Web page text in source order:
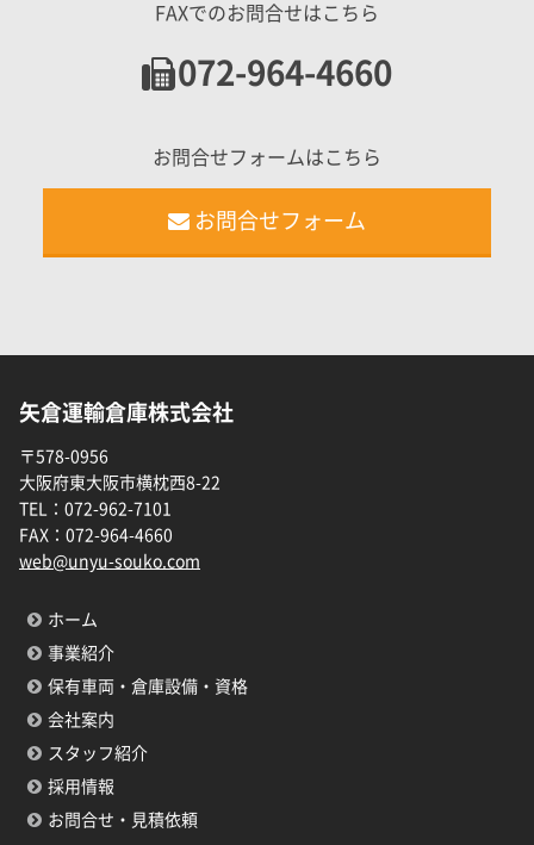
FAXでのお問合せはこちら
072-964-4660
お問合せフォームはこちら
お問合せフォーム
矢倉運輸倉庫株式会社
〒578-0956
大阪府東大阪市横枕西8-22
TEL： 072-962-7101
FAX： 072-964-4660
web@unyu-souko.com
ホーム
事業紹介
保有車両・倉庫設備・資格
会社案内
スタッフ紹介
採用情報
お問合せ・見積依頼